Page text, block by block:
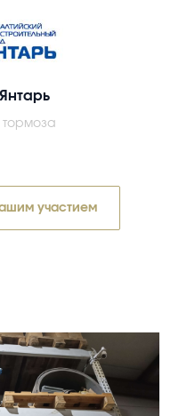
участием